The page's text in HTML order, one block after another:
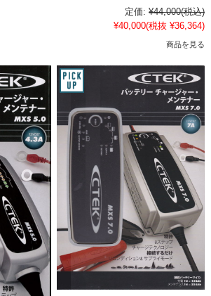
定価: ¥44,000(税込)
¥40,000(税抜 ¥36,364)
商品を見る